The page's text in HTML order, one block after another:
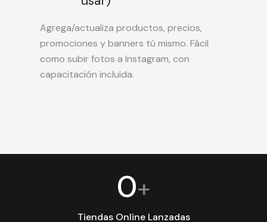
Agrega/actualiza productos, precios,
promociones y banners tú mismo. Fácil
como subir fotos a Instagram, con
capacitación incluida.
0+
Tiendas Online Lanzadas